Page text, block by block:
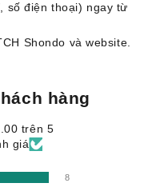
số điện thoại) ngay từ
Shondo và website.
hàng
trên 5
giá
8